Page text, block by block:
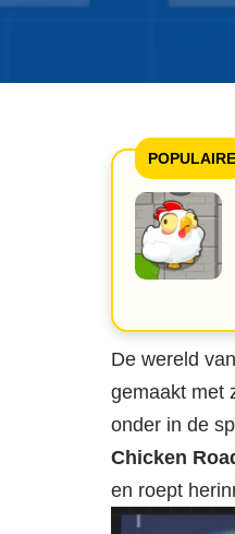
POPULAIRE
De wereld van
gemaakt met
onder in de
Chicken
en roept